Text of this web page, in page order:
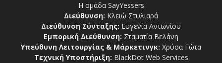
Η ομάδα SayYessers
Διεύθυνση: Κλειώ Στυλιαρά
Διεύθυνση Σύνταξης: Ευγενία Αντωνίου
Εμπορική Διεύθυνση: Σταματία Βελάνη
Υπεύθυνη Λειτουργίας & Μάρκετινγκ: Χρύσα Γώτα
Τεχνική Υποστήριξη: BlackDot Web Services